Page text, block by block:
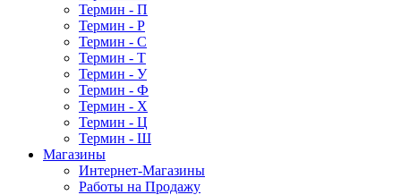
Термин - П
Термин - Р
Термин - С
Термин - Т
Термин - У
Термин - Ф
Термин - Х
Термин - Ц
Термин - Ш
Магазины
Интернет-Магазины
Работы на Продажу